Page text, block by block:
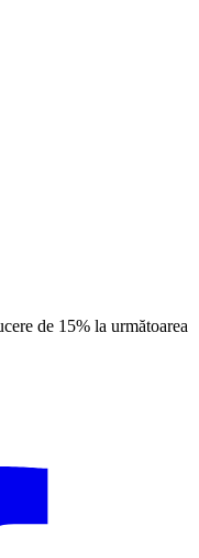
de 15% la următoarea